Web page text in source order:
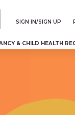
SIGN IN/SIGN UP
& CHILD HEALTH